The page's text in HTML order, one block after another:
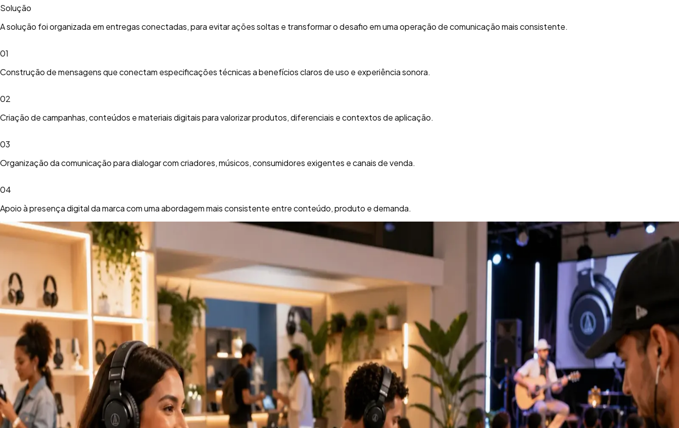
Solução
A solução foi organizada em entregas conectadas, para evitar ações soltas e transformar o desafio em uma operação de comunicação mais consistente.
01
Construção de mensagens que conectam especificações técnicas a benefícios claros de uso e experiência sonora.
02
Criação de campanhas, conteúdos e materiais digitais para valorizar produtos, diferenciais e contextos de aplicação.
03
Organização da comunicação para dialogar com criadores, músicos, consumidores exigentes e canais de venda.
04
Apoio à presença digital da marca com uma abordagem mais consistente entre conteúdo, produto e demanda.